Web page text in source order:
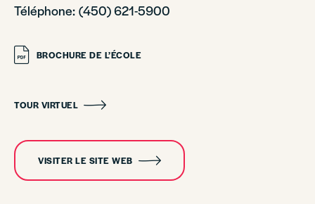
Téléphone: (450) 621-5900
BROCHURE DE L’ÉCOLE
TOUR VIRTUEL
VISITER LE SITE WEB